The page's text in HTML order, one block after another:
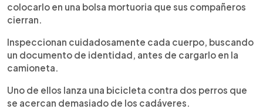
colocarlo en una bolsa mortuoria que sus compañeros
cierran.
Inspeccionan cuidadosamente cada cuerpo, buscando
un documento de identidad, antes de cargarlo en la
camioneta.
Uno de ellos lanza una bicicleta contra dos perros que
se acercan demasiado de los cadáveres.